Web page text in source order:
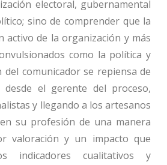
electoral, gubernamental
sino de comprender que la
activo de la organización y más
como la política y
del comunicador se repiensa de
el gerente del proceso,
y llegando a los artesanos
su profesión de una manera
valoración y un impacto que
indicadores cualitativos y